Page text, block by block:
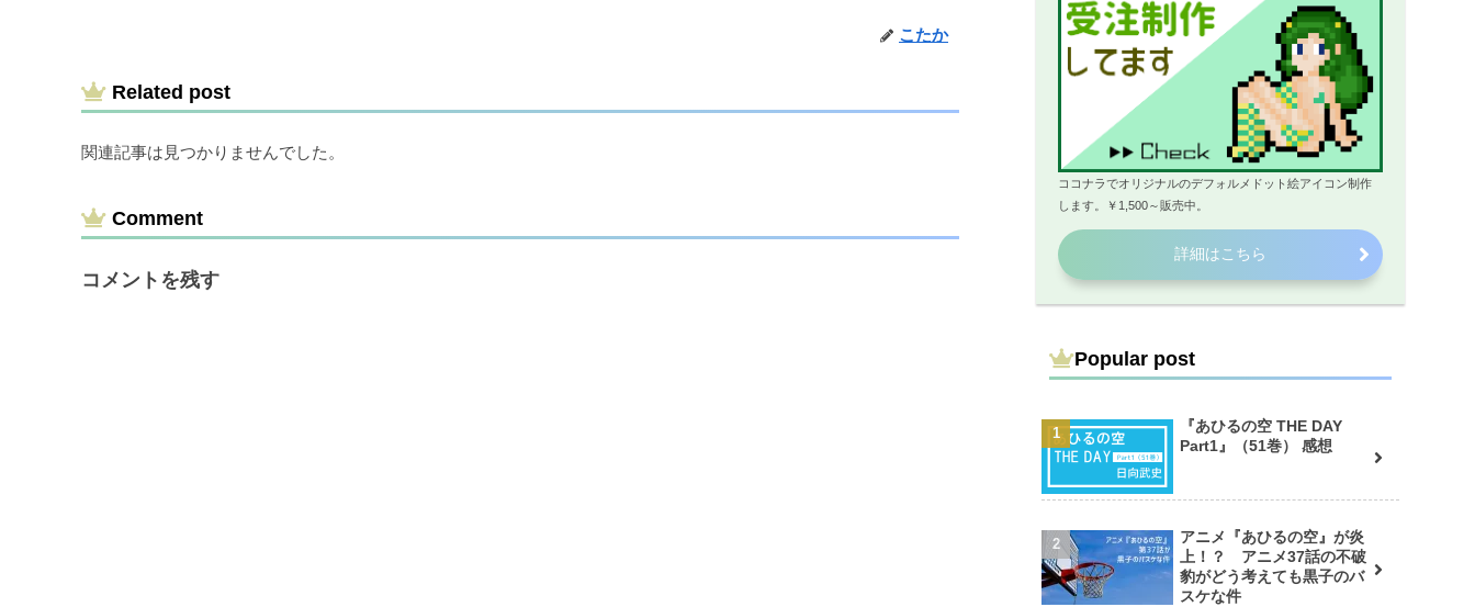
こたか
Related post
関連記事は見つかりませんでした。
Comment
コメントを残す
ココナラでオリジナルのデフォルメドット絵アイコン制作
します。￥1,500～販売中。
詳細はこちら
Popular post
『あひるの空 THE DAY
Part1』（51巻） 感想
アニメ『あひるの空』が炎
上！？ アニメ37話の不破
豹がどう考えても黒子のバ
スケな件